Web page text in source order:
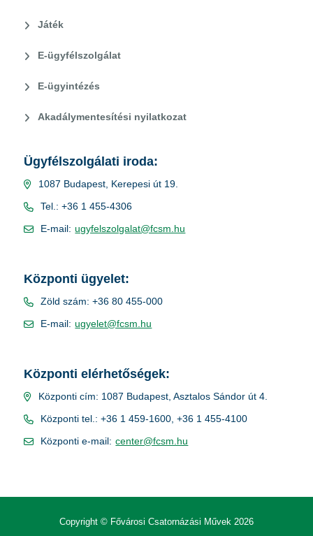
Játék
E-ügyfélszolgálat
E-ügyintézés
Akadálymentesítési nyilatkozat
Ügyfélszolgálati iroda:
1087 Budapest, Kerepesi út 19.
Tel.: +36 1 455-4306
E-mail: ugyfelszolgalat@fcsm.hu
Központi ügyelet:
Zöld szám: +36 80 455-000
E-mail: ugyelet@fcsm.hu
Központi elérhetőségek:
Központi cím: 1087 Budapest, Asztalos Sándor út 4.
Központi tel.: +36 1 459-1600, +36 1 455-4100
Központi e-mail: center@fcsm.hu
Copyright © Fővárosi Csatornázási Művek 2026